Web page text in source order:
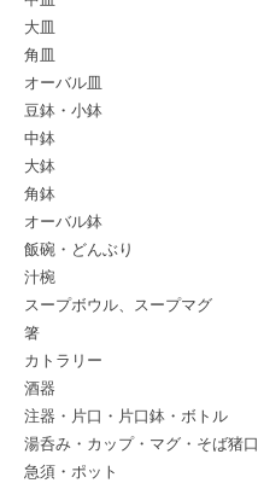
大皿
角皿
オーバル皿
豆鉢・小鉢
中鉢
大鉢
角鉢
オーバル鉢
飯碗・どんぶり
汁椀
スープボウル、スープマグ
箸
カトラリー
酒器
注器・片口・片口鉢・ボトル
湯呑み・カップ・マグ・そば猪口
急須・ポット